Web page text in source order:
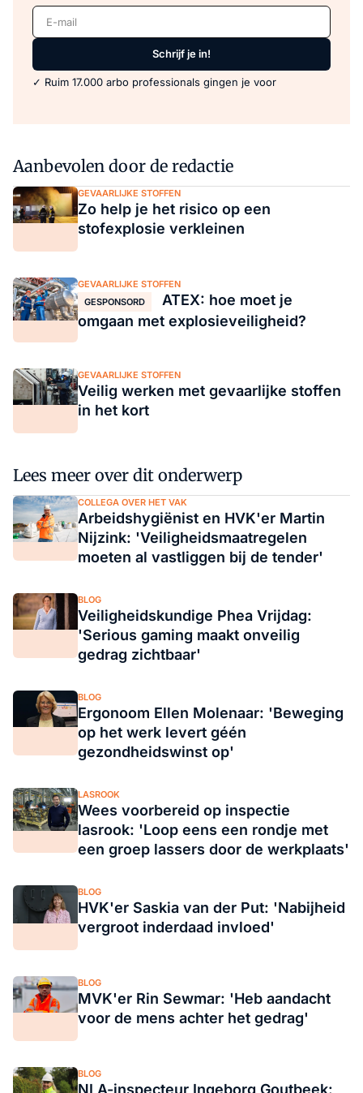
E-mail
Schrijf je in!
✓ Ruim 17.000 arbo professionals gingen je voor
Aanbevolen door de redactie
GEVAARLIJKE STOFFEN
Zo help je het risico op een
stofexplosie verkleinen
GEVAARLIJKE STOFFEN
GESPONSORD
ATEX: hoe moet je
omgaan met explosieveiligheid?
GEVAARLIJKE STOFFEN
Veilig werken met gevaarlijke stoffen
in het kort
Lees meer over dit onderwerp
COLLEGA OVER HET VAK
Arbeidshygiënist en HVK'er Martin
Nijzink: 'Veiligheidsmaatregelen
moeten al vastliggen bij de tender'
BLOG
Veiligheidskundige Phea Vrijdag:
'Serious gaming maakt onveilig
gedrag zichtbaar'
BLOG
Ergonoom Ellen Molenaar: 'Beweging
op het werk levert géén
gezondheidswinst op'
LASROOK
Wees voorbereid op inspectie
lasrook: 'Loop eens een rondje met
een groep lassers door de werkplaats'
BLOG
HVK'er Saskia van der Put: 'Nabijheid
vergroot inderdaad invloed'
BLOG
MVK'er Rin Sewmar: 'Heb aandacht
voor de mens achter het gedrag'
BLOG
NLA-inspecteur Ingeborg Goutbeek: